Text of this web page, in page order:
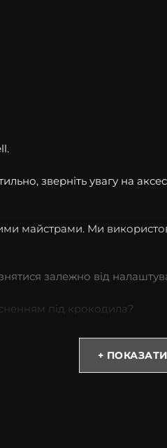
зверніть увагу на
майстрами. Ми
залежно від
під крокодила?
великих витрат. Купивши
натуральний
+